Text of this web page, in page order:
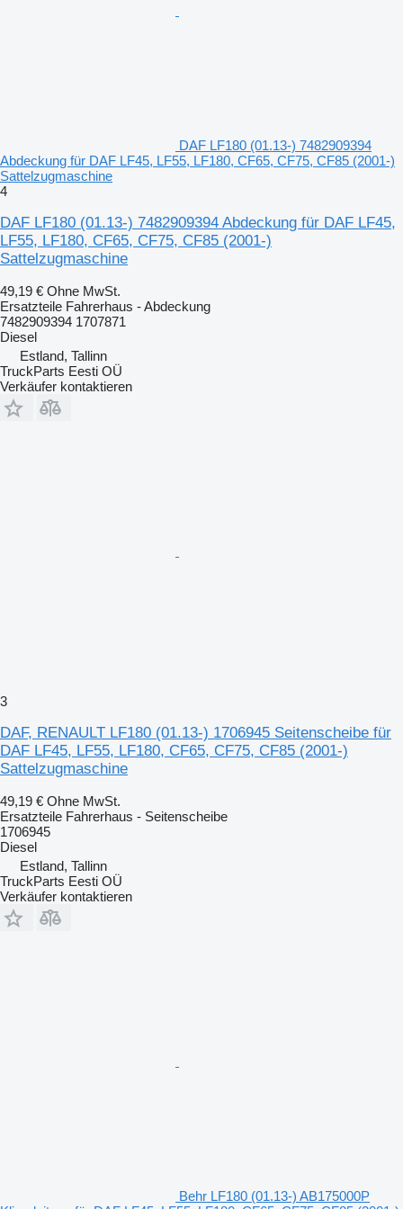
DAF LF180 (01.13-) 7482909394
Abdeckung für DAF LF45, LF55, LF180, CF65, CF75, CF85 (2001-)
Sattelzugmaschine
4
DAF LF180 (01.13-) 7482909394 Abdeckung für DAF LF45,
LF55, LF180, CF65, CF75, CF85 (2001-)
Sattelzugmaschine
49,19 € Ohne MwSt.
Ersatzteile Fahrerhaus - Abdeckung
7482909394 1707871
Diesel
Estland, Tallinn
TruckParts Eesti OÜ
Verkäufer kontaktieren
3
DAF, RENAULT LF180 (01.13-) 1706945 Seitenscheibe für
DAF LF45, LF55, LF180, CF65, CF75, CF85 (2001-)
Sattelzugmaschine
49,19 € Ohne MwSt.
Ersatzteile Fahrerhaus - Seitenscheibe
1706945
Diesel
Estland, Tallinn
TruckParts Eesti OÜ
Verkäufer kontaktieren
Behr LF180 (01.13-) AB175000P